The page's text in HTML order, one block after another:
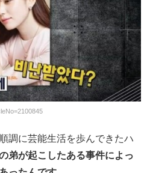
調に芸能生活を歩んできたハ
弟が起こしたある事件によっ